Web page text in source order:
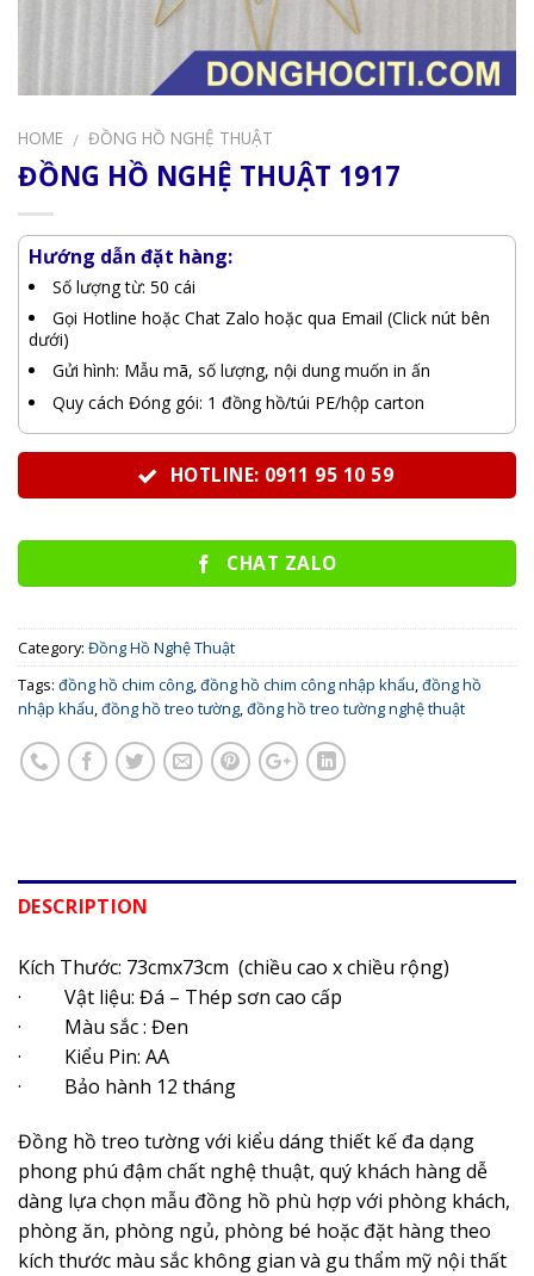
HOME / ĐỒNG HỒ NGHỆ THUẬT
ĐỒNG HỒ NGHỆ THUẬT 1917
Hướng dẫn đặt hàng:
Số lượng từ: 50 cái
Gọi Hotline hoặc Chat Zalo hoặc qua Email (Click nút bên
dưới)
Gửi hình: Mẫu mã, số lượng, nội dung muốn in ấn
Quy cách Đóng gói: 1 đồng hồ/túi PE/hộp carton
HOTLINE: 0911 95 10 59
CHAT ZALO
Category: Đồng Hồ Nghệ Thuật
Tags: đồng hồ chim công,đồng hồ chim công nhập khẩu,đồng hồ
nhập khẩu,đồng hồ treo tường,đồng hồ treo tường nghệ thuật
DESCRIPTION
Kích Thước: 73cmx73cm (chiều cao x chiều rộng)
· Vật liệu: Đá – Thép sơn cao cấp
· Màu sắc : Đen
· Kiểu Pin: AA
· Bảo hành 12 tháng
Đồng hồ treo tường với kiểu dáng thiết kế đa dạng
phong phú đậm chất nghệ thuật, quý khách hàng dễ
dàng lựa chọn mẫu đồng hồ phù hợp với phòng khách,
phòng ăn, phòng ngủ, phòng bé hoặc đặt hàng theo
kích thước màu sắc không gian và gu thẩm mỹ nội thất